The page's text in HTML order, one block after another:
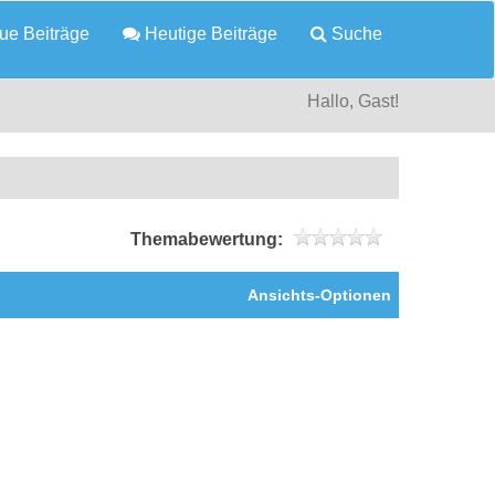
Beiträge Heutige Beiträge Suche
Hallo, Gast!
Themabewertung:
Ansichts-Optionen